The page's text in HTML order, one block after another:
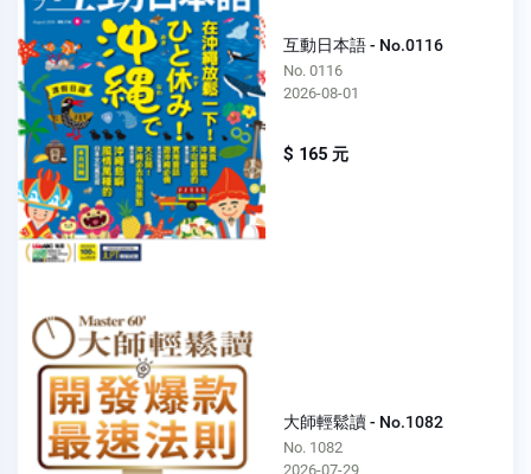
互動日本語 - No.0116
No. 0116
2026-08-01
$ 165 元
大師輕鬆讀 - No.1082
No. 1082
2026-07-29